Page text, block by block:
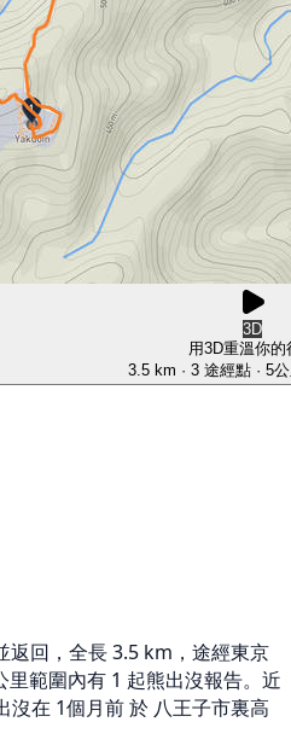
3D
用3D重溫你的
3.5 km · 3 途經點 · 5
返回，全長 3.5 km，途經東京
範圍內有 1 起熊出沒報告。近
沒在 1個月前 於 八王子市裏高